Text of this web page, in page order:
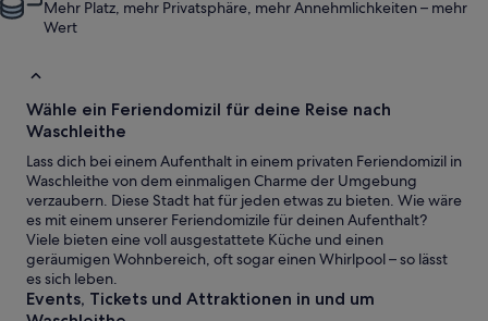
Mehr Platz, mehr Privatsphäre, mehr Annehmlichkeiten – mehr
Wert
Wähle ein Feriendomizil für deine Reise nach
Waschleithe
Lass dich bei einem Aufenthalt in einem privaten Feriendomizil in
Waschleithe von dem einmaligen Charme der Umgebung
verzaubern. Diese Stadt hat für jeden etwas zu bieten. Wie wäre
es mit einem unserer Feriendomizile für deinen Aufenthalt?
Viele bieten eine voll ausgestattete Küche und einen
geräumigen Wohnbereich, oft sogar einen Whirlpool – so lässt
es sich leben.
Events, Tickets und Attraktionen in und um